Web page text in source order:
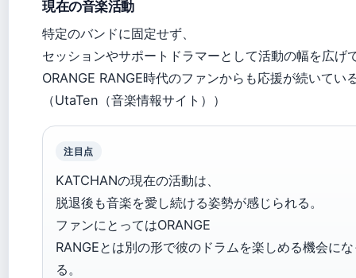
現在の音楽活動
特定のバンドに固定せず、
セッションやサポートドラマーとして活動の幅を広げ
ORANGE RANGE時代のファンからも応援が続いてい
（UtaTen（音楽情報サイト））
注目点
KATCHANの現在の活動は、
脱退後も音楽を愛し続ける姿勢が感じられる。
ファンにとってはORANGE
RANGEとは別の形で彼のドラムを楽しめる機会に
る。